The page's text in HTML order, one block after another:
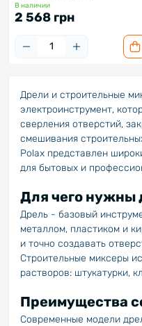
В наличии
2 568 грн
Дрели и строительные
электроинструмент,
сверления отверстий,
смешивания
Polax представлен
для бытовых и
Для чего нужны
Дрель - базовый
металлом, пластиком и
и точно создавать
Строительные миксеры
растворов: штукатурки,
Преимущества
Современные модели